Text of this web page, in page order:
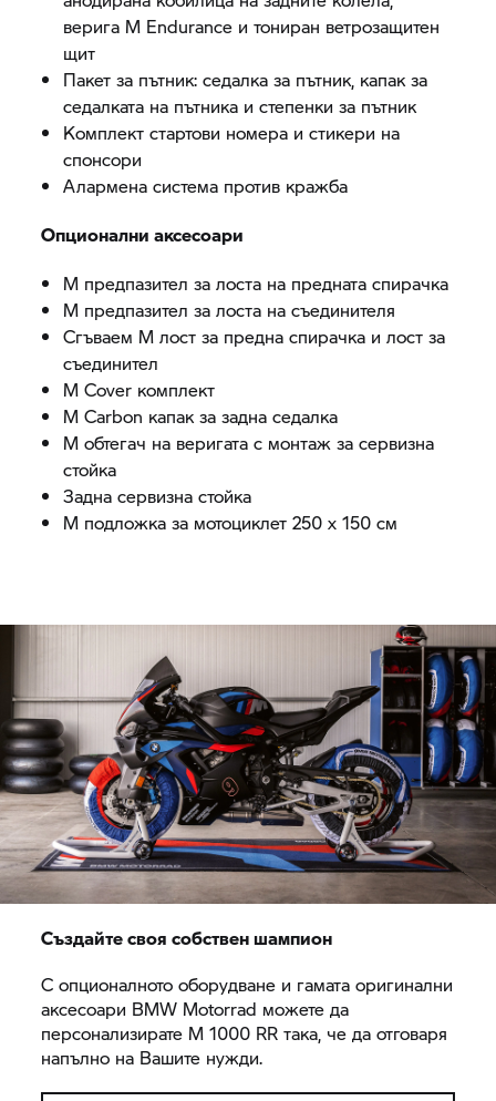
верига M Endurance и тониран ветрозащитен
щит
Пакет за пътник: седалка за пътник, капак за
седалката на пътника и степенки за пътник
Комплект стартови номера и стикери на
спонсори
Алармена система против кражба
Опционални аксесоари
M предпазител за лоста на предната спирачка
M предпазител за лоста на съединителя
Сгъваем M лост за предна спирачка и лост за
съединител
M Cover комплект
M Carbon капак за задна седалка
M обтегач на веригата с монтаж за сервизна
стойка
Задна сервизна стойка
M подложка за мотоциклет 250 x 150 см
Създайте своя собствен шампион
С опционалното оборудване и гамата оригинални
аксесоари BMW Motorrad можете да
персонализирате M 1000 RR така, че да отговаря
напълно на Вашите нужди.